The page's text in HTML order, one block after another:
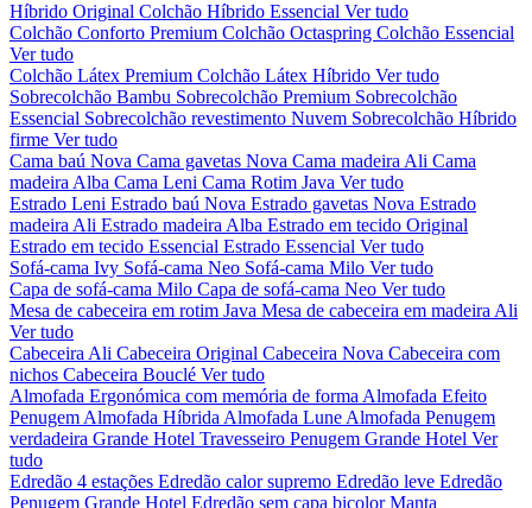
Híbrido Original Colchão Híbrido Essencial Ver tudo
Colchão Conforto Premium Colchão Octaspring Colchão Essencial
Ver tudo
Colchão Látex Premium Colchão Látex Híbrido Ver tudo
Sobrecolchão Bambu Sobrecolchão Premium Sobrecolchão
Essencial Sobrecolchão revestimento Nuvem Sobrecolchão Híbrido
firme Ver tudo
Cama baú Nova Cama gavetas Nova Cama madeira Ali Cama
madeira Alba Cama Leni Cama Rotim Java Ver tudo
Estrado Leni Estrado baú Nova Estrado gavetas Nova Estrado
madeira Ali Estrado madeira Alba Estrado em tecido Original
Estrado em tecido Essencial Estrado Essencial Ver tudo
Sofá-cama Ivy Sofá-cama Neo Sofá-cama Milo Ver tudo
Capa de sofá-cama Milo Capa de sofá-cama Neo Ver tudo
Mesa de cabeceira em rotim Java Mesa de cabeceira em madeira Ali
Ver tudo
Cabeceira Ali Cabeceira Original Cabeceira Nova Cabeceira com
nichos Cabeceira Bouclé Ver tudo
Almofada Ergonómica com memória de forma Almofada Efeito
Penugem Almofada Híbrida Almofada Lune Almofada Penugem
verdadeira Grande Hotel Travesseiro Penugem Grande Hotel Ver
tudo
Edredão 4 estações Edredão calor supremo Edredão leve Edredão
Penugem Grande Hotel Edredão sem capa bicolorManta